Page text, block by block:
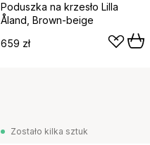
Poduszka na krzesło Lilla
Åland, Brown-beige
659 zł
Zostało kilka sztuk